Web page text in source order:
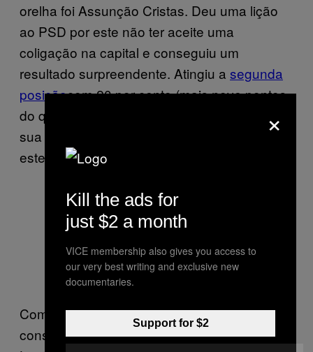
orelha foi Assunção Cristas. Deu uma lição
ao PSD por este não ter aceite uma
coligação na capital e conseguiu um
resultado surpreendente. Atingiu a segunda
posiçãocom 20 por cento (mais nove pontos
do que os sociais-democratas) e legitimou a
sua liderança no CDS-PP. E o que fazer com
este resultado no futuro?
Como a maioria absoluta é muitíssimo má
conselheira, daqui a dois anos, nas
×
Kill the ads for
just $2 a month
VICE membership also gives you access to
our very best writing and exclusive new
documentaries.
Support for $2